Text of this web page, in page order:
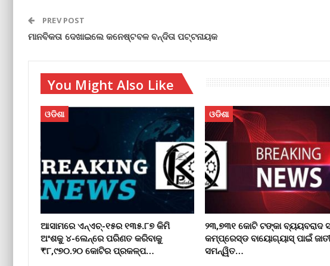
PREV POST
ମାନବିକତା ଦେଖାଇଲେ କନେଷ୍ଟବଳ ବନ୍ଦିତା ପଟ୍ଟନାୟକ
You Might Also Like
ଓଡିଶା
ଆସାମରେ ଏନ୍ଏଚ୍-୧୫ର ୧୩୫.୮୭ କିମି
ଅଂଶକୁ ୪-ଲେନ୍ରେ ପରିଣତ କରିବାକୁ
₹୮,୯୭୦.୨୦ କୋଟିର ପ୍ରକଳ୍ପ…
ଓଡିଶା
୨୩,୭୩୧ କୋଟି ଟଙ୍କା ବ୍ୟୟବରାଦ
କମ୍ପ୍ରେସ୍ଡ ବାୟୋଗ୍ୟାସ୍ ପାଇଁ
ସମନ୍ୱିତ…